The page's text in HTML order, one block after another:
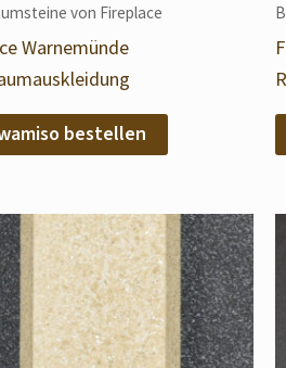
von Fireplace
Warnemünde
bestellen